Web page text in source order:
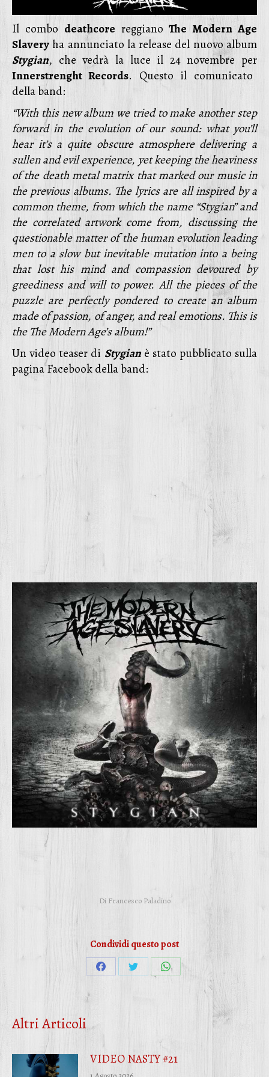
Il combo deathcore reggianoThe Modern Age
Slaveryha annunciato la release del nuovo album
Stygian, che vedrà la luce il 24 novembre per
Innerstrenght Records. Questo il comunicato
della band:
“With this new album we tried to make another step
forward in the evolution of our sound: what you’ll
hear it’s a quite obscure atmosphere delivering a
sullen and evil experience, yet keeping the heaviness
of the death metal matrix that marked our music in
the previous albums. The lyrics are all inspired by a
common theme, from which the name “Stygian” and
the correlated artwork come from, discussing the
questionable matter of the human evolution leading
men to a slow but inevitable mutation into a being
that lost his mind and compassion devoured by
greediness and will to power. All the pieces of the
puzzle are perfectly pondered to create an album
made of passion, of anger, and real emotions. This is
the The Modern Age’s album!”
Un video teaser di Stygian è stato pubblicato sulla
pagina Facebook della band:
Di Francesco Paladino
Condividi questo post
CondividiCondividiCondividi
Altri Articoli
VIDEO NASTY #21